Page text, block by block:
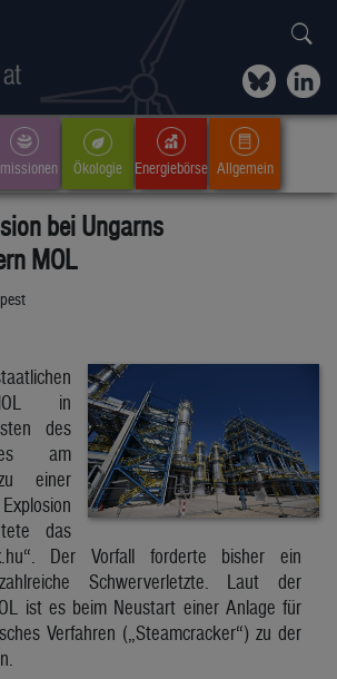
Ökologie Energiebörse Allgemein
bei Ungarns
MOL
in
des
am
einer
das
Der Vorfall forderte bisher ein
Schwerverletzte. Laut der
ist es beim Neustart einer Anlage für
Verfahren („Steamcracker“) zu der